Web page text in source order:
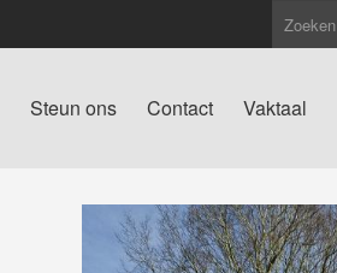
Steun ons Contact Vaktaal